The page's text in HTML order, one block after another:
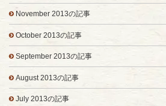
November 2013の記事
October 2013の記事
September 2013の記事
August 2013の記事
July 2013の記事